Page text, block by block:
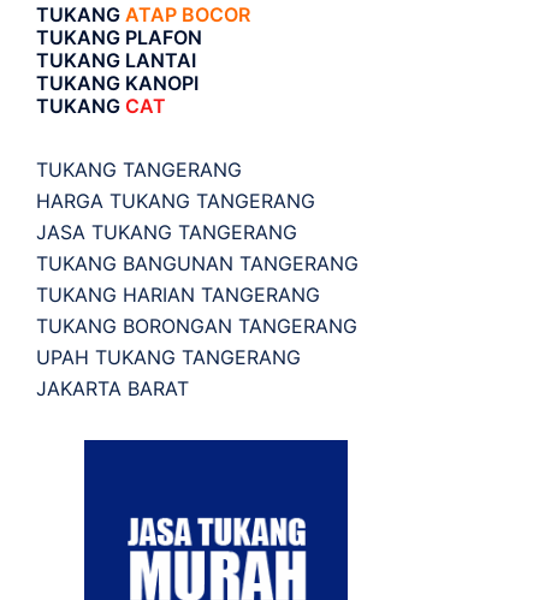
TUKANG ATAP BOCOR
TUKANG PLAFON
TUKANG LANTAI
TUKANG KANOPI
TUKANG CAT
TUKANG TANGERANG
HARGA TUKANG TANGERANG
JASA TUKANG TANGERANG
TUKANG BANGUNAN TANGERANG
TUKANG HARIAN TANGERANG
TUKANG BORONGAN TANGERANG
UPAH TUKANG TANGERANG
JAKARTA BARAT